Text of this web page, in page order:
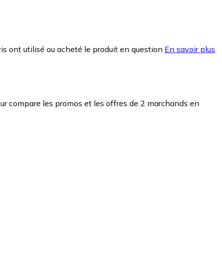
ont utilisé ou acheté le produit en question En savoir plus
compare les promos et les offres de 2 marchands en